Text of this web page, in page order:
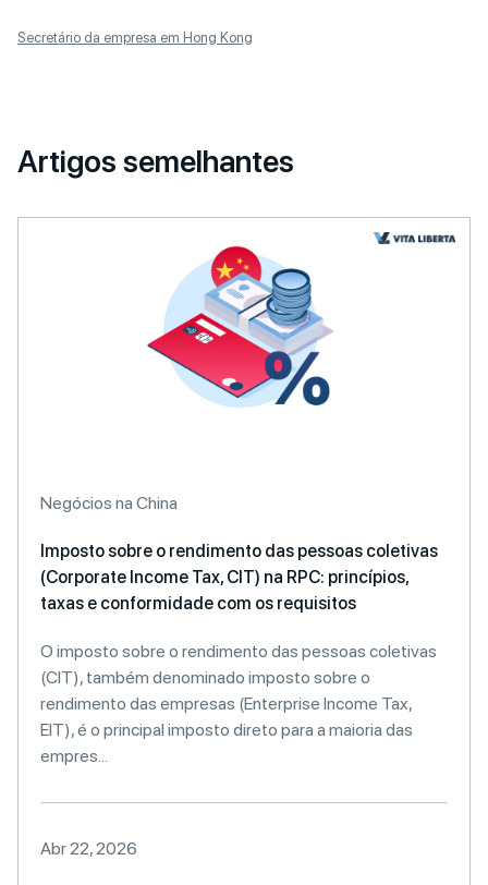
Secretário da empresa em Hong Kong
Artigos semelhantes
Negócios na China
Imposto sobre o rendimento das pessoas coletivas
(Corporate Income Tax, CIT) na RPC: princípios,
taxas e conformidade com os requisitos
O imposto sobre o rendimento das pessoas coletivas
(CIT), também denominado imposto sobre o
rendimento das empresas (Enterprise Income Tax,
EIT), é o principal imposto direto para a maioria das
empres...
Abr 22, 2026